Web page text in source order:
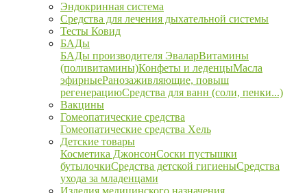
Эндокринная система
Средства для лечения дыхательной системы
Тесты Ковид
БАДы
БАДы производителя ЭваларВитамины
(поливитамины)Конфеты и леденцыМасла
эфирныеРанозаживляющие, повыш
регенерациюСредства для ванн (соли, пенки...)
Вакцины
Гомеопатические средства
Гомеопатические средства Хель
Детские товары
Косметика ДжонсонСоски пустышки
бутылочкиСредства детской гигиеныСредства
ухода за младенцами